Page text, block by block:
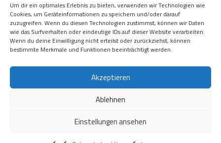
Um dir ein optimales Erlebnis zu bieten, verwenden wir Technologien wie
Cookies, um Geräteinformationen zu speichern und/oder darauf
zuzugreifen. Wenn du diesen Technologien zustimmst, können wir Daten
wie das Surfverhalten oder eindeutige IDs auf dieser Website verarbeiten.
Wenn du deine Einwilligung nicht erteilst oder zurückziehst, können
bestimmte Merkmale und Funktionen beeinträchtigt werden.
Akzeptieren
Ablehnen
Einstellungen ansehen
Kauf auf Rechung
Klarna
American Express